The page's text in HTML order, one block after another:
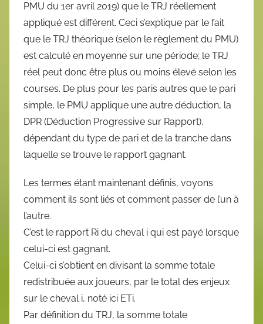
PMU du 1er avril 2019) que le TRJ réellement
appliqué est différent. Ceci s’explique par le fait
que le TRJ théorique (selon le règlement du PMU)
est calculé en moyenne sur une période; le TRJ
réel peut donc être plus ou moins élevé selon les
courses. De plus pour les paris autres que le pari
simple, le PMU applique une autre déduction, la
DPR (Déduction Progressive sur Rapport),
dépendant du type de pari et de la tranche dans
laquelle se trouve le rapport gagnant.
Les termes étant maintenant définis, voyons
comment ils sont liés et comment passer de l’un à
l’autre.
C’est le rapport Ri du cheval i qui est payé lorsque
celui-ci est gagnant.
Celui-ci s’obtient en divisant la somme totale
redistribuée aux joueurs, par le total des enjeux
sur le cheval i, noté ici ETi.
Par définition du TRJ, la somme totale